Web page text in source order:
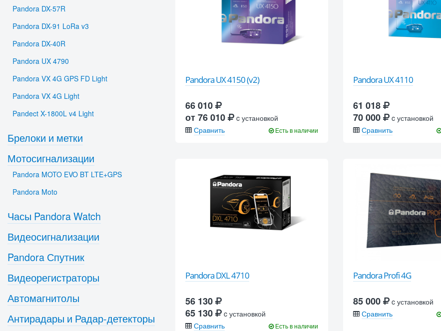
Pandora UX 4150 (v2)
66 010
от 76 010
c установкой
Сравнить
Есть в наличии
Pandora UX 4110
61 018
70 000
c установкой
Сравнить
Pandora DXL 4710
56 130
65 130
c установкой
Сравнить
Есть в наличии
Pandora Profi 4G
85 000
c установкой
Сравнить
Pandora DX-57R
Pandora DX-91 LoRa v3
Pandora DX-40R
Pandora UX 4790
Pandora VX 4G GPS FD Light
Pandora VX 4G Light
Pandect X-1800L v4 Light
Брелоки и метки
Мотосигнализации
Pandora MOTO EVO BT LTE+GPS
Pandora Moto
Часы Pandora Watch
Видеосигнализации
Pandora Спутник
Видеорегистраторы
Автомагнитолы
Антирадары и Радар-детекторы